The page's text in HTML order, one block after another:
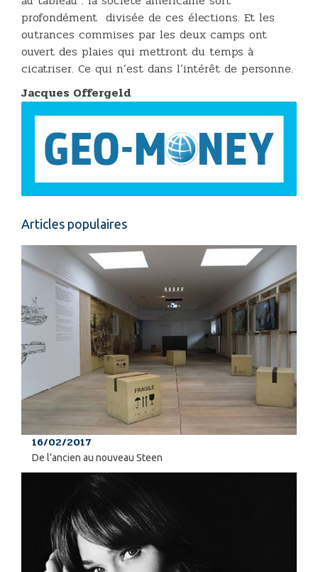
profondément divisée de ces élections. Et les
outrances commises par les deux camps ont
ouvert des plaies qui mettront du temps à
cicatriser. Ce qui n’est dans l’intérêt de personne.
Jacques Offergeld
Articles populaires
16/02/2017
De l’ancien au nouveau Steen